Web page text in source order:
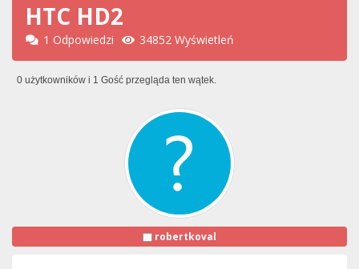
HTC HD2
1 Odpowiedzi 34852 Wyświetleń
0 użytkowników i 1 Gość przegląda ten wątek.
robertkoval